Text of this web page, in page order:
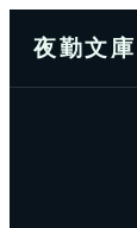
夜勤文庫